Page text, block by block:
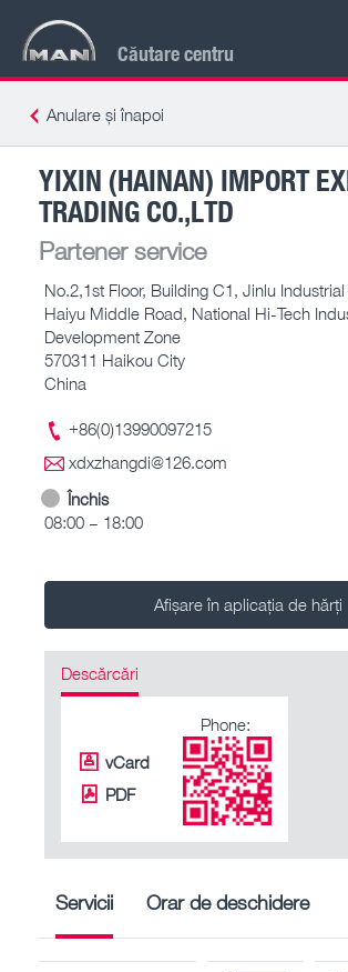
Căutare centru
Anulare și înapoi
YIXIN (HAINAN) IMPORT
TRADING CO.,LTD
Partener service
No.2,1st Floor, Building C1, Jinlu
Haiyu Middle Road, National Hi-Tech
Development Zone
570311 Haikou City
China
+86(0)13990097215
xdxzhangdi@126.com
Închis
08:00 – 18:00
Afișare în aplicația de hărți
Descărcări
vCard
PDF
Phone:
Servicii Orar de deschidere